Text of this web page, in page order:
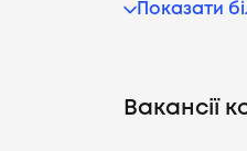
Показати
Вакансії